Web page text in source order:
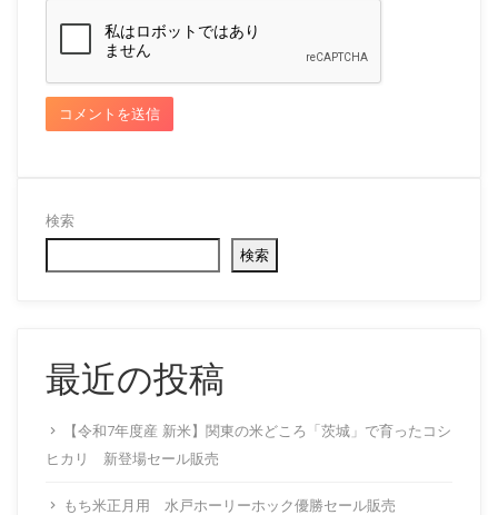
検索
検索
最近の投稿
【令和7年度産 新米】関東の米どころ「茨城」で育ったコシ
ヒカリ 新登場セール販売
もち米正月用 水戸ホーリーホック優勝セール販売